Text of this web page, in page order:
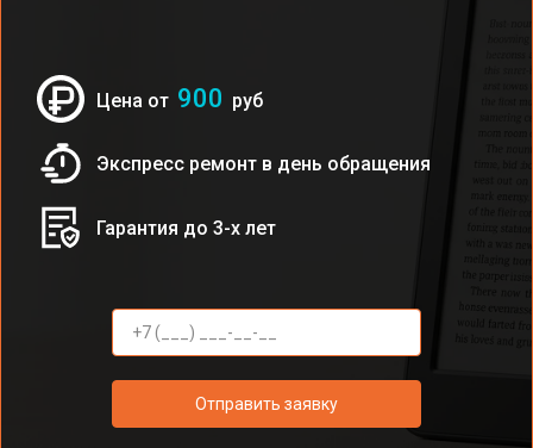
Цена от 900 руб
Экспресс ремонт в день обращения
Гарантия до 3-х лет
Отправить заявку